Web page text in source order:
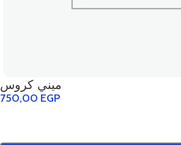
ميني كروس
750,00 EGP